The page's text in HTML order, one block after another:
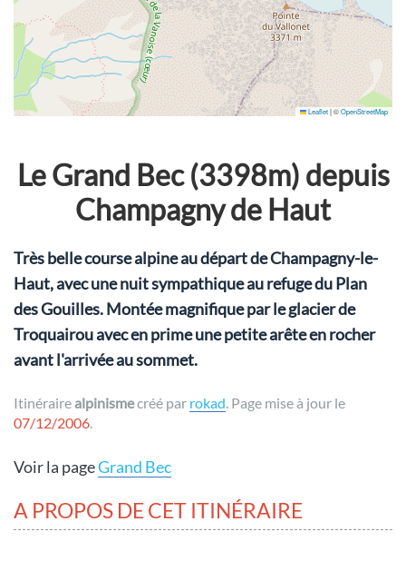
Leaflet|©OpenStreetMap
Le Grand Bec (3398m) depuis
Champagny de Haut
Très belle course alpine au départ de Champagny-le-
Haut, avec une nuit sympathique au refuge du Plan
des Gouilles. Montée magnifique par le glacier de
Troquairou avec en prime une petite arête en rocher
avant l'arrivée au sommet.
Itinérairealpinismecréé par rokad. Page mise à jour le
07/12/2006.
Voir la pageGrand Bec
A PROPOS DE CET ITINÉRAIRE